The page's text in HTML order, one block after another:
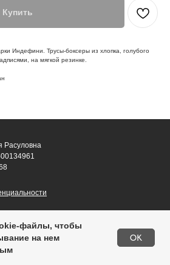
Купить
Индефини. Трусы-боксеры из хлопка, голубого
на мягкой резинке.
файлы, чтобы
на нем
OK
Расуловна